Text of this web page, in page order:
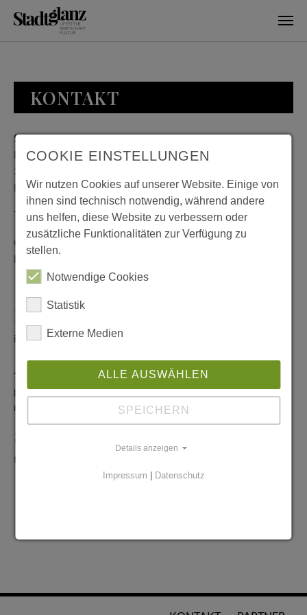
KONTAKT
Stadtglanz / mediaworld GmbH
Bankplatz 8
38100 Braunschweig
Deutschland
Telefon: 0531 482010-20
Geschäftszeiten: Montag bis Donnerstag 08:00 bis 18:00;
Freitag 08:00 bis 15:00
Redaktionelle Anfragen
info@stadtglanz.de
Anzeigen-Service
graen@mediaworldgmbh.deoder
meyer@mediaworldgmbh.de
tipps@stadtglanz.de
COOKIE EINSTELLUNGEN
Wir nutzen Cookies auf unserer Website. Einige von
ihnen sind technisch notwendig, während andere
uns helfen, diese Website zu verbessern oder
zusätzliche Funktionalitäten zur Verfügung zu
stellen.
Notwendige Cookies
Statistik
Externe Medien
ALLE AUSWÄHLEN
SPEICHERN
Details anzeigen
Impressum | Datenschutz